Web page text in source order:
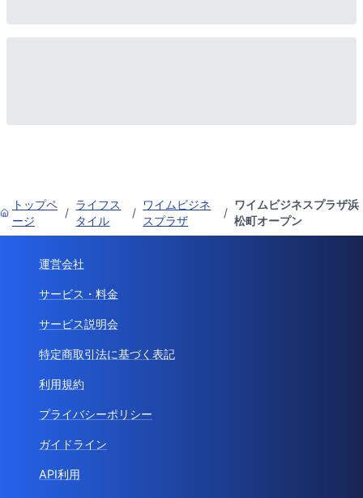
トップペ
ージ
/
ライフス
タイル
/
ワイムビジネ
スプラザ
/
ワイムビジネスプラザ浜
松町オープン
運営会社
サービス・料金
サービス説明会
特定商取引法に基づく表記
利用規約
プライバシーポリシー
ガイドライン
API利用